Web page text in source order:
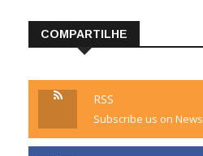
COMPARTILHE
RSS
Subscribe us on News